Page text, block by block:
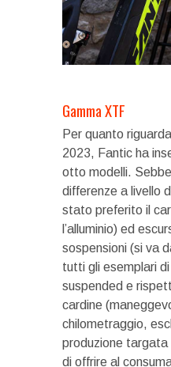
Gamma XTF
Per quanto
2023, Fantic ha
otto modelli.
differenze a livello
stato preferito il
l’alluminio) ed
sospensioni (si va
tutti gli esemplari di
suspended e
cardine
chilometraggio,
produzione targata
di offrire al